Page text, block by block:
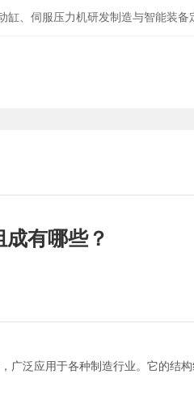
缸、伺服压力机研发制造与智能装备
有哪些？
泛应用于各种制造行业。它的结构